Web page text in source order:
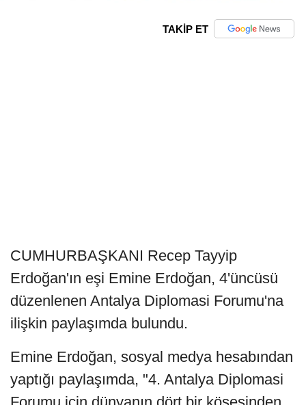
TAKİP ET
CUMHURBAŞKANI Recep Tayyip
Erdoğan'ın eşi Emine Erdoğan, 4'üncüsü
düzenlenen Antalya Diplomasi Forumu'na
ilişkin paylaşımda bulundu.
Emine Erdoğan, sosyal medya hesabından
yaptığı paylaşımda, "4. Antalya Diplomasi